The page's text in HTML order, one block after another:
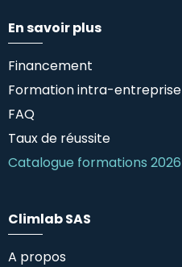
En savoir plus
Financement
Formation intra-entreprise
FAQ
Taux de réussite
Catalogue formations 2026
Climlab SAS
A propos